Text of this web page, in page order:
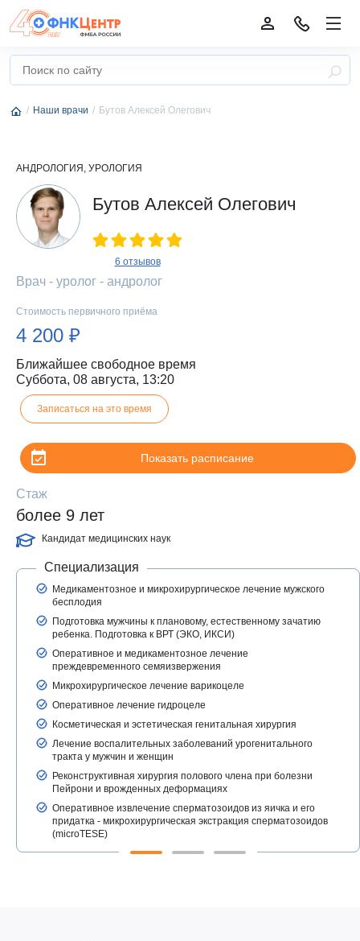
Наши врачи Бутов Алексей Олегович
АНДРОЛОГИЯ, УРОЛОГИЯ
6 отзывов
Бутов Алексей Олегович
Врач - уролог - андролог
Стоимость первичного приёма
4 200 ₽
Ближайшее свободное время
Суббота, 08 августа, 13:20
Записаться на это время
Показать расписание
Стаж
более 9 лет
Кандидат медицинских наук
Специализация
Медикаментозное и микрохирургическое лечение мужского
бесплодия
Подготовка мужчины к плановому, естественному зачатию
ребенка. Подготовка к ВРТ (ЭКО, ИКСИ)
Оперативное и медикаментозное лечение
преждевременного семяизвержения
Микрохирургическое лечение варикоцеле
Оперативное лечение гидроцеле
Косметическая и эстетическая генитальная хирургия
Лечение воспалительных заболеваний урогенитального
тракта у мужчин и женщин
Реконструктивная хирургия полового члена при болезни
Пейрони и врожденных деформациях
Оперативное извлечение сперматозоидов из яичка и его
придатка - микрохирургическая экстракция сперматозоидов
(microTESE)